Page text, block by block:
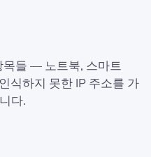
목들 — 노트북, 스마트
식하지 못한 IP 주소를 가
다.